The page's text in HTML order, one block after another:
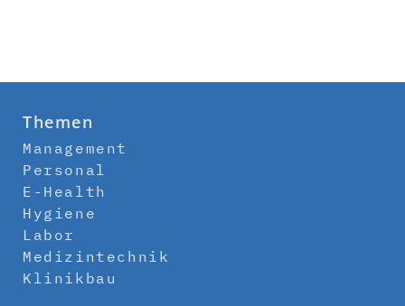
Themen
Management
Personal
E-Health
Hygiene
Labor
Medizintechnik
Klinikbau